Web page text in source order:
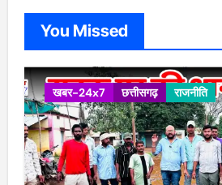
You Missed
खबर-24x7 छत्तीसगढ़ राजनीति